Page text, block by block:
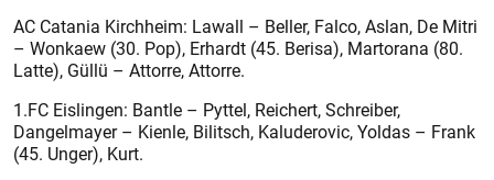
AC Catania Kirchheim: Lawall – Beller, Falco, Aslan, De Mitri
– Wonkaew (30. Pop), Erhardt (45. Berisa), Martorana (80.
Latte), Güllü – Attorre, Attorre.
1.FC Eislingen: Bantle – Pyttel, Reichert, Schreiber,
Dangelmayer – Kienle, Bilitsch, Kaluderovic, Yoldas – Frank
(45. Unger), Kurt.